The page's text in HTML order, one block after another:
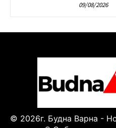
09/08/2026
© 2026г. Будна Варна -